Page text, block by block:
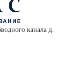
канала д.